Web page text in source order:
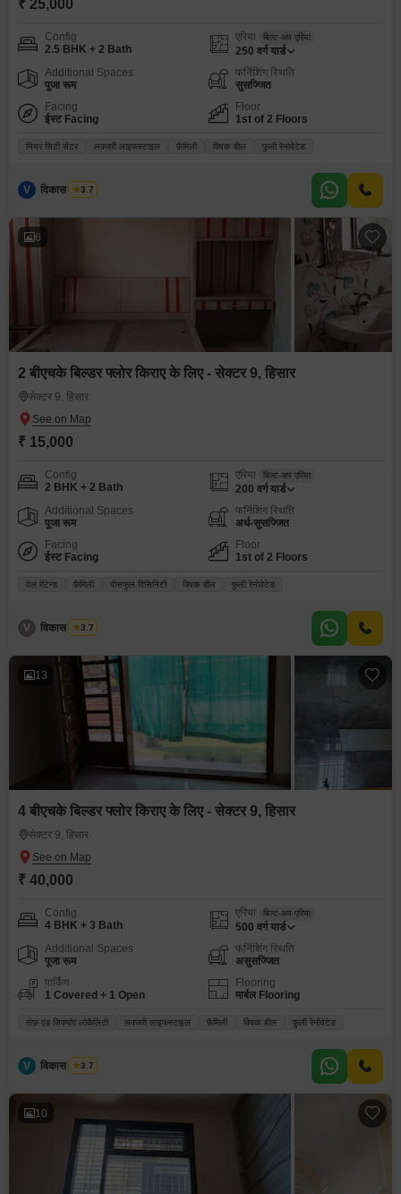
₹ 25,000
Config
2.5 BHK + 2 Bath
एरिया बिल्ट-अप एरिया
250 वर्ग यार्ड
Additional Spaces
पूजा रूम
फर्निशिंग स्थिति
सुसज्जित
Facing
ईस्ट Facing
Floor
1st of 2 Floors
नियर सिटी सेंटर लक्जरी लाइफस्टाइल फ़ैमिली क्विक डील फ़ुली रेनोवेटेड
V विकास भारद्वाज
3.7
6
2 बीएचके बिल्डर फ्लोर किराए के लिए - सेक्टर 9, हिसार
सेक्टर 9, हिसार
₹ 15,000
Config
2 BHK + 2 Bath
एरिया बिल्ट-अप एरिया
200 वर्ग यार्ड
Additional Spaces
पूजा रूम
फर्निशिंग स्थिति
अर्ध-सुसज्जित
Facing
ईस्ट Facing
Floor
1st of 2 Floors
वेल मेंटेन्ड फ़ैमिली पीसफुल विसिनिटी क्विक डील फ़ुली रेनोवेटेड
V विकास भारद्वाज
3.7
13
4 बीएचके बिल्डर फ्लोर किराए के लिए - सेक्टर 9, हिसार
सेक्टर 9, हिसार
₹ 40,000
Config
4 BHK + 3 Bath
एरिया बिल्ट-अप एरिया
500 वर्ग यार्ड
Additional Spaces
पूजा रूम
फर्निशिंग स्थिति
असुसज्जित
पार्किंग
1 Covered + 1 Open
Flooring
मार्बल Flooring
सेफ़ एंड सिक्योर लोकैलिटी लक्जरी लाइफस्टाइल फ़ैमिली क्विक डील फ़ुली रेनोवेटेड
V विकास भारद्वाज
3.7
10